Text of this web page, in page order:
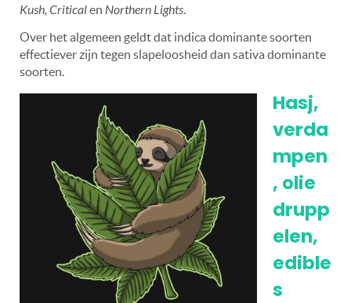
Kush, Criticalen Northern Lights.
Over het algemeen geldt dat indica dominante soorten
effectiever zijn tegen slapeloosheid dan sativa dominante
soorten.
Hasj,
verda
mpen
, olie
drupp
elen,
edible
s